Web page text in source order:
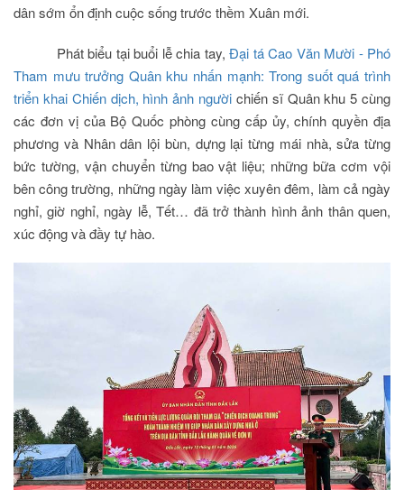
dân sớm ổn định cuộc sống trước thềm Xuân mới.
Phát biểu tại buổi lễ chia tay,Đại tá Cao Văn Mười - Phó
Tham mưu trưởng Quân khu nhấn mạnh: Trong suốt quá trình
triển khai Chiến dịch, hình ảnh người chiến sĩ Quân khu 5 cùng
các đơn vị của Bộ Quốc phòng cùng cấp ủy, chính quyền địa
phương và Nhân dân lội bùn, dựng lại từng mái nhà, sửa từng
bức tường, vận chuyển từng bao vật liệu; những bữa cơm vội
bên công trường, những ngày làm việc xuyên đêm, làm cả ngày
nghỉ, giờ nghỉ, ngày lễ, Tết… đã trở thành hình ảnh thân quen,
xúc động và đầy tự hào.